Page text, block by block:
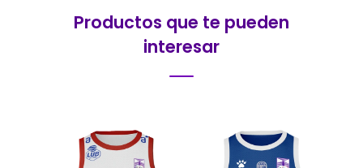
Productos que te pueden
interesar